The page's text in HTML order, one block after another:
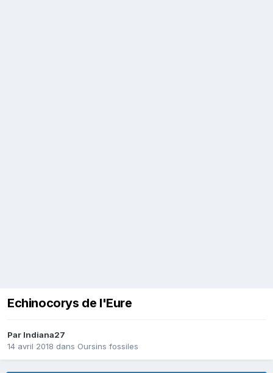
Echinocorys de l'Eure
Par Indiana27
14 avril 2018 dans Oursins fossiles